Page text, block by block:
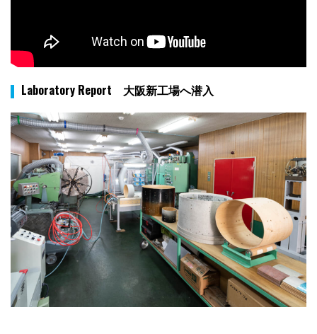
Laboratory Report 大阪新工場へ潜入